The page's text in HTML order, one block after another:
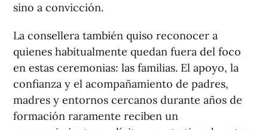
sino a convicción.
La consellera también quiso reconocer a
quienes habitualmente quedan fuera del foco
en estas ceremonias: las familias. El apoyo, la
confianza y el acompañamiento de padres,
madres y entornos cercanos durante años de
formación raramente reciben un